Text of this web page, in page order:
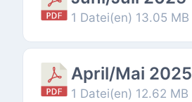
1 Datei(en) 13.05 MB
April/Mai 2025
1 Datei(en) 12.62 MB